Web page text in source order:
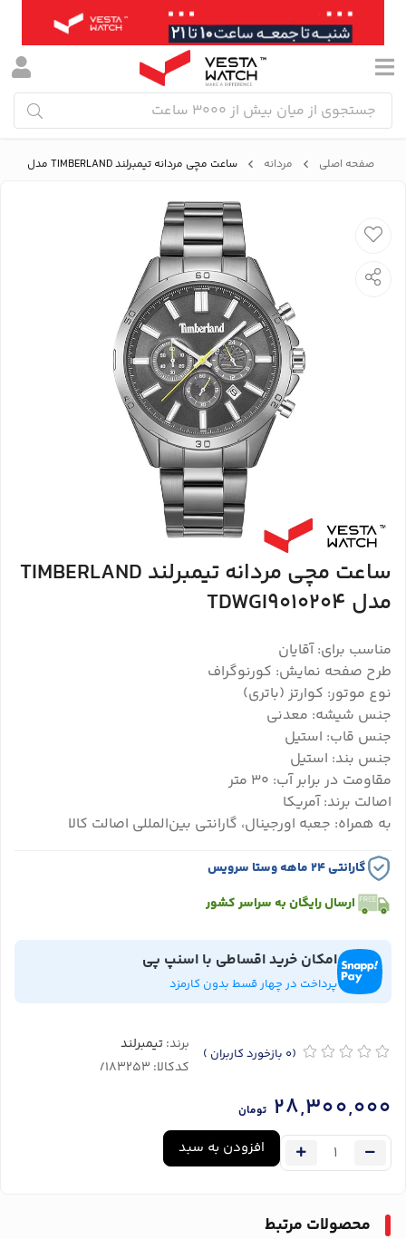
صفحه اصلی مردانه ساعت مچی مردانه تیمبرلند TIMBERLAND مدل TDWGI9010204
ساعت مچی مردانه تیمبرلند TIMBERLAND
مدل TDWGI9010204
مناسب برای: آقایان
طرح صفحه نمایش: کورنوگراف
نوع موتور: کوارتز (باتری)
جنس شیشه: معدنی
جنس قاب: استیل
جنس بند: استیل
مقاومت در برابر آب: 30 متر
اصالت برند: آمریکا
به همراه: جعبه اورجینال، گارانتی بین‌المللی اصالت کالا
گارانتی ۲۴ ماهه وستا سرویس
ارسال رایگان به سراسر کشور
امکان خرید اقساطی با اسنپ پی
پرداخت در چهار قسط بدون کارمزد
(0 بازخورد کاربران ) برند:تیمبرلند
کدکالا:
28,300,000 تومان
افزودن به سبد
محصولات مرتبط